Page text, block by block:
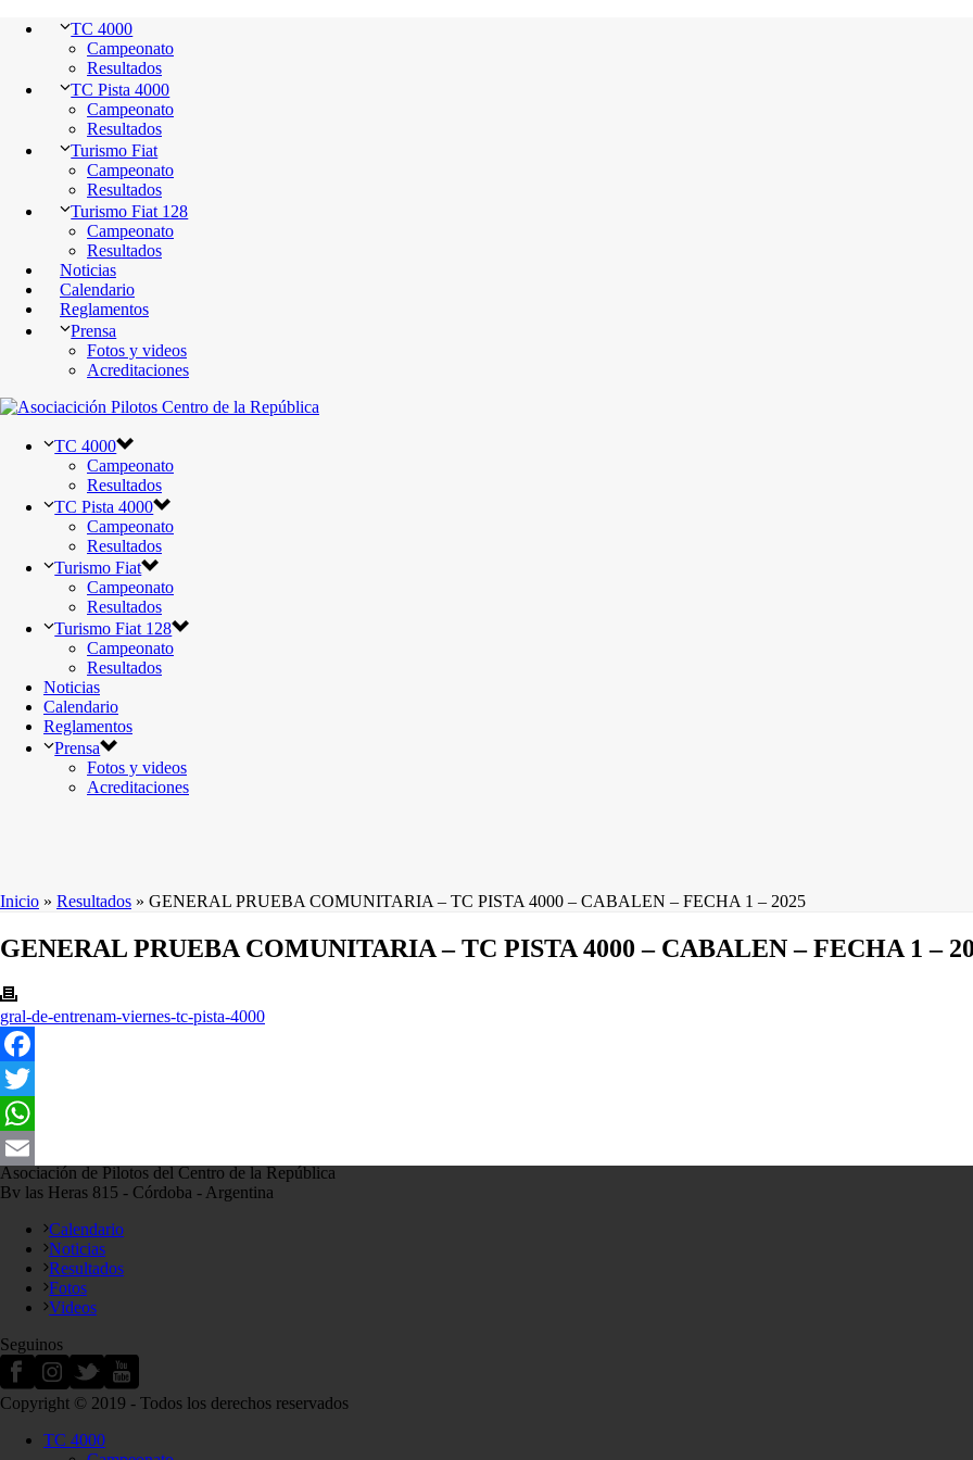
TC 4000
Campeonato
Resultados
TC Pista 4000
Campeonato
Resultados
Turismo Fiat
Campeonato
Resultados
Turismo Fiat 128
Campeonato
Resultados
Noticias
Calendario
Reglamentos
Prensa
Fotos y videos
Acreditaciones
TC 4000
Campeonato
Resultados
TC Pista 4000
Campeonato
Resultados
Turismo Fiat
Campeonato
Resultados
Turismo Fiat 128
Campeonato
Resultados
Noticias
Calendario
Reglamentos
Prensa
Fotos y videos
Acreditaciones
Inicio » Resultados » GENERAL PRUEBA COMUNITARIA – TC PISTA 4000 – CABALEN – FECHA 1 – 2025
GENERAL PRUEBA COMUNITARIA – TC PISTA 4000 – CABALEN – FECHA 1 –
gral-de-entrenam-viernes-tc-pista-4000
Facebook
Twitter
WhatsApp
Email
Asociación de Pilotos del Centro de la República
Bv las Heras 815 - Córdoba - Argentina
Calendario
Noticias
Resultados
Fotos
Videos
Seguinos
Copyright © 2019 - Todos los derechos reservados
TC 4000